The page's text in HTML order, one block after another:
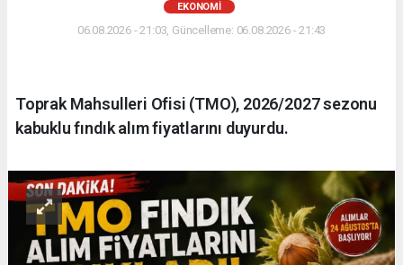
EKONOMİ
06.08.2026 - 21:03, Güncelleme: 06.08.2026 - 21:43
Toprak Mahsulleri Ofisi (TMO), 2026/2027 sezonu
kabuklu fındık alım fiyatlarını duyurdu.